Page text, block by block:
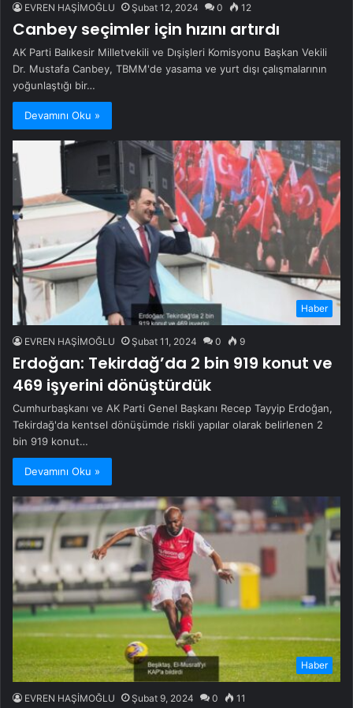
EVREN HAŞİMOĞLU Şubat 12, 2024 0 12
Canbey seçimler için hızını artırdı
AK Parti Balıkesir Milletvekili ve Dışişleri Komisyonu Başkan Vekili
Dr. Mustafa Canbey, TBMM'de yasama ve yurt dışı çalışmalarının
yoğunlaştığı bir…
Devamını Oku »
Haber
EVREN HAŞİMOĞLU Şubat 11, 2024 0 9
Erdoğan: Tekirdağ’da 2 bin 919 konut ve
469 işyerini dönüştürdük
Cumhurbaşkanı ve AK Parti Genel Başkanı Recep Tayyip Erdoğan,
Tekirdağ'da kentsel dönüşümde riskli yapılar olarak belirlenen 2
bin 919 konut…
Devamını Oku »
Haber
EVREN HAŞİMOĞLU Şubat 9, 2024 0 11